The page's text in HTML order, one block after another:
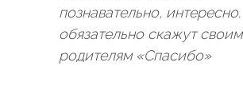
познавательно,
обязательно скажут своим
родителям «Спасибо»